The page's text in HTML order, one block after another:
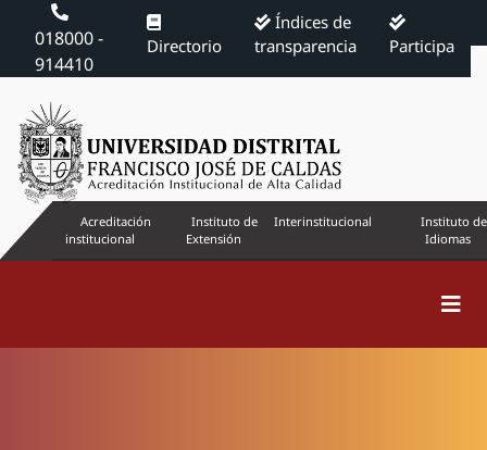
018000 -
914410
Directorio
Índices de
transparencia
Participa
Acreditación
institucional
Instituto de
Extensión
Interinstitucional
Instituto de
Idiomas